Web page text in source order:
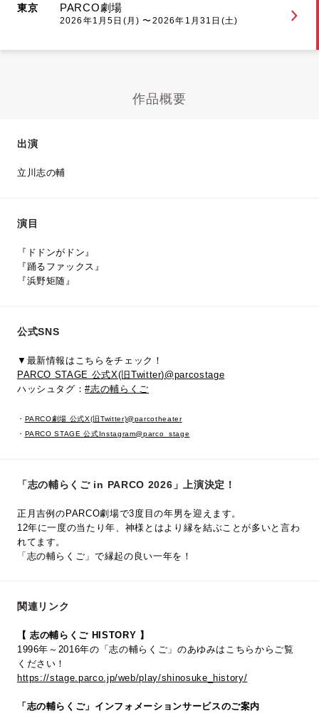
東京 PARCO劇場
2026年1月5日(月) 〜2026年1月31日(土)
作品概要
出演
立川志の輔
演目
『ドドンがドン』
『踊るファックス』
『浜野矩随』
公式SNS
▼最新情報はこちらをチェック！
PARCO STAGE 公式X(旧Twitter)@parcostage
ハッシュタグ：#志の輔らくご
・ PARCO劇場 公式X(旧Twitter)@parcotheater
・ PARCO STAGE 公式Instagram@parco_stage
「志の輔らくご in PARCO 2026」上演決定！
正月吉例のPARCO劇場で3度目の年男を迎えます。
12年に一度の当たり年、神様とはより縁を結ぶことが多いと言わ
れてます。
「志の輔らくご」で縁起の良い一年を！
関連リンク
【 志の輔らくご HISTORY 】
1996年～2016年の「志の輔らくご」のあゆみはこちらからご覧
ください！
https://stage.parco.jp/web/play/shinosuke_history/
「志の輔らくご」インフォメーションサービスのご案内